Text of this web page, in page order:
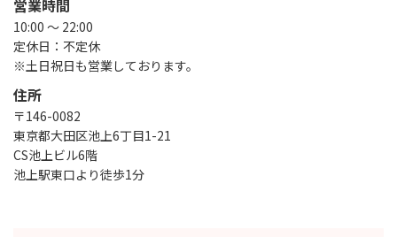
営業時間
10:00 ～ 22:00
定休日：不定休
※土日祝日も営業しております。
住所
〒146-0082
東京都大田区池上6丁目1-21
CS池上ビル6階
池上駅東口より徒歩1分